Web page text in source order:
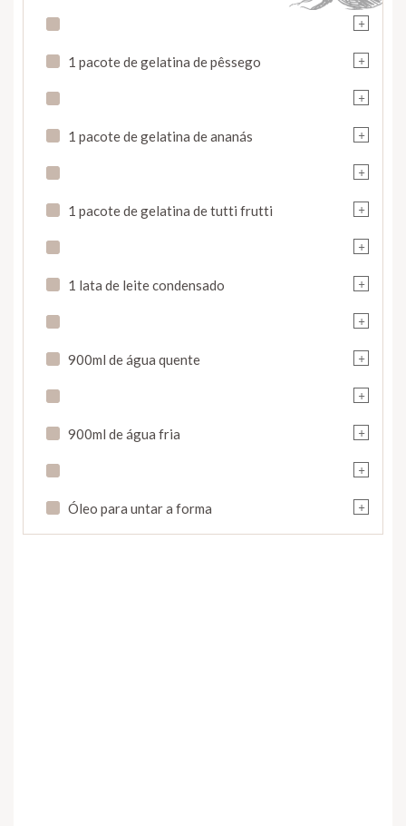
+
+
1 pacote de gelatina de pêssego
+
+
1 pacote de gelatina de ananás
+
+
1 pacote de gelatina de tutti frutti
+
+
1 lata de leite condensado
+
+
900ml de água quente
+
+
900ml de água fria
+
+
Óleo para untar a forma